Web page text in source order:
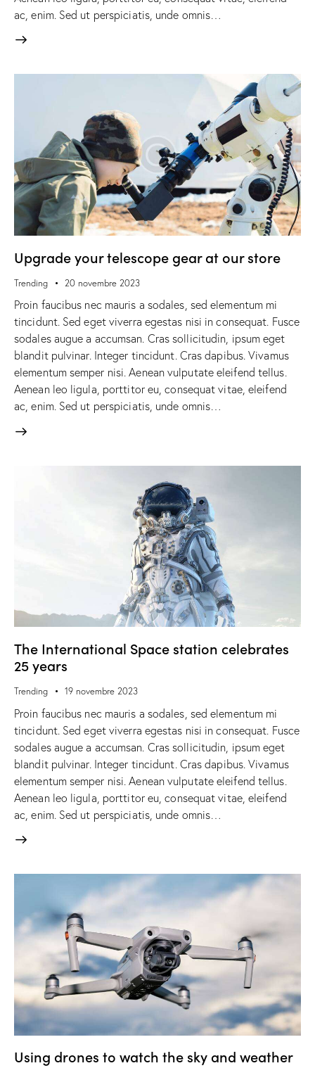
ac, enim. Sed ut perspiciatis, unde omnis…
Upgrade your telescope gear at our store
Trending 20 novembre 2023
Proin faucibus nec mauris a sodales, sed elementum mi
tincidunt. Sed eget viverra egestas nisi in consequat. Fusce
sodales augue a accumsan. Cras sollicitudin, ipsum eget
blandit pulvinar. Integer tincidunt. Cras dapibus. Vivamus
elementum semper nisi. Aenean vulputate eleifend tellus.
Aenean leo ligula, porttitor eu, consequat vitae, eleifend
ac, enim. Sed ut perspiciatis, unde omnis…
The International Space station celebrates
25 years
Trending 19 novembre 2023
Proin faucibus nec mauris a sodales, sed elementum mi
tincidunt. Sed eget viverra egestas nisi in consequat. Fusce
sodales augue a accumsan. Cras sollicitudin, ipsum eget
blandit pulvinar. Integer tincidunt. Cras dapibus. Vivamus
elementum semper nisi. Aenean vulputate eleifend tellus.
Aenean leo ligula, porttitor eu, consequat vitae, eleifend
ac, enim. Sed ut perspiciatis, unde omnis…
Using drones to watch the sky and weather